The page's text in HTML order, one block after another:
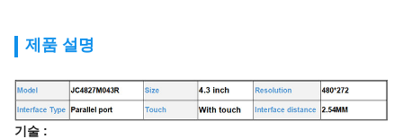
제품 설명
기술 :